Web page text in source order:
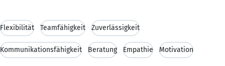
Flexibilität Teamfähigkeit Zuverlässigkeit
Kommunikationsfähigkeit Beratung Empathie Motivation